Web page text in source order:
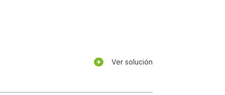
Ver solución